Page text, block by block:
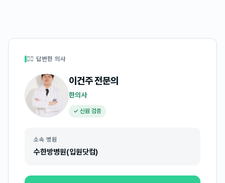
👩‍⚕️ 답변한 의사
이건주전문의
한의사
✓ 신원 검증
소속 병원
수한방병원(입원닷컴)